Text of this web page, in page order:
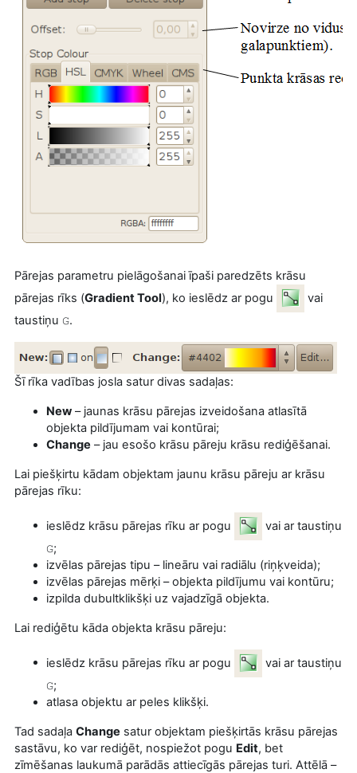
Pārejas parametru pielāgošanai īpaši paredzēts krāsu
pārejas rīks (Gradient Tool), ko ieslēdz ar pogu
vai
taustiņu G.
Šī rīka vadības josla satur divas sadaļas:
New – jaunas krāsu pārejas izveidošana atlasītā
objekta pildījumam vai kontūrai;
Change – jau esošo krāsu pāreju krāsu rediģēšanai.
Lai piešķirtu kādam objektam jaunu krāsu pāreju ar krāsu
pārejas rīku:
ieslēdz krāsu pārejas rīku ar pogu vai ar taustiņu
G;
izvēlas pārejas tipu – lineāru vai radiālu (riņķveida);
izvēlas pārejas mērķi – objekta pildījumu vai kontūru;
izpilda dubultklikšķi uz vajadzīgā objekta.
Lai rediģētu kāda objekta krāsu pāreju:
ieslēdz krāsu pārejas rīku ar pogu vai ar taustiņu
G;
atlasa objektu ar peles klikšķi.
Tad sadaļa Change satur objektam piešķirtās krāsu pārejas
sastāvu, ko var rediģēt, nospiežot pogu Edit, bet
zīmēšanas laukumā parādās attiecīgās pārejas turi. Attēlā –